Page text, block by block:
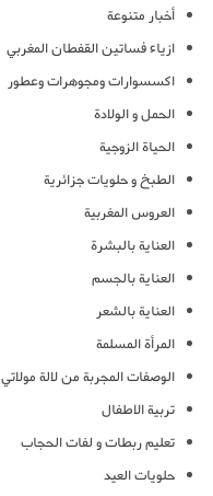
أخبار متنوعة
ازياء فساتين القفطان المغربي
اكسسوارات ومجوهرات وعطور
الحمل و الولادة
الحياة الزوجية
الطبخ و حلويات جزائرية
العروس المغربية
العناية بالبشرة
العناية بالجسم
العناية بالشعر
المرأة المسلمة
الوصفات المجربة من لالة مولاتي
تربية الاطفال
تعليم ربطات و لفات الحجاب
حلويات العيد